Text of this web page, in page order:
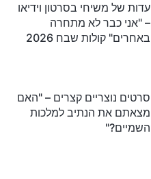
עדות של משיחי בסרטון וידיאו
– "אני כבר לא מתחרה
באחרים" קולות שבח 2026
סרטים נוצריים קצרים – "האם
מצאתם את הנתיב למלכות
השמיים?"